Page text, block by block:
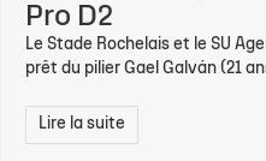
Pro D2
Le Stade Rochelais et le SU
prêt du pilier Gael Galván (21
Lire la suite